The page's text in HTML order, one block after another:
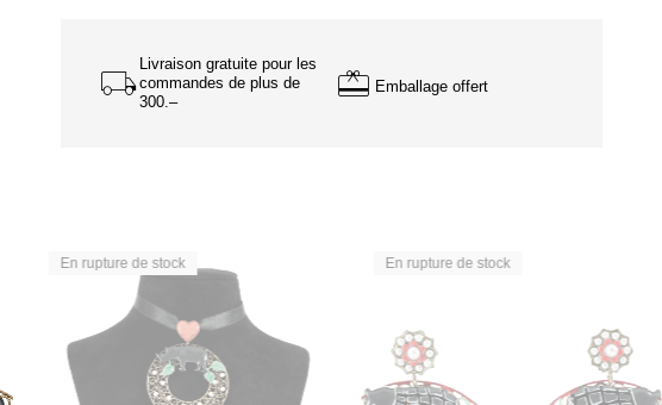
Livraison gratuite pour les
commandes de plus de
300.–
Emballage offert
En rupture de stock En rupture de stock